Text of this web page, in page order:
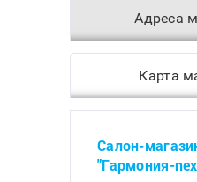
Адреса
Карта
Салон-
"Гармония-